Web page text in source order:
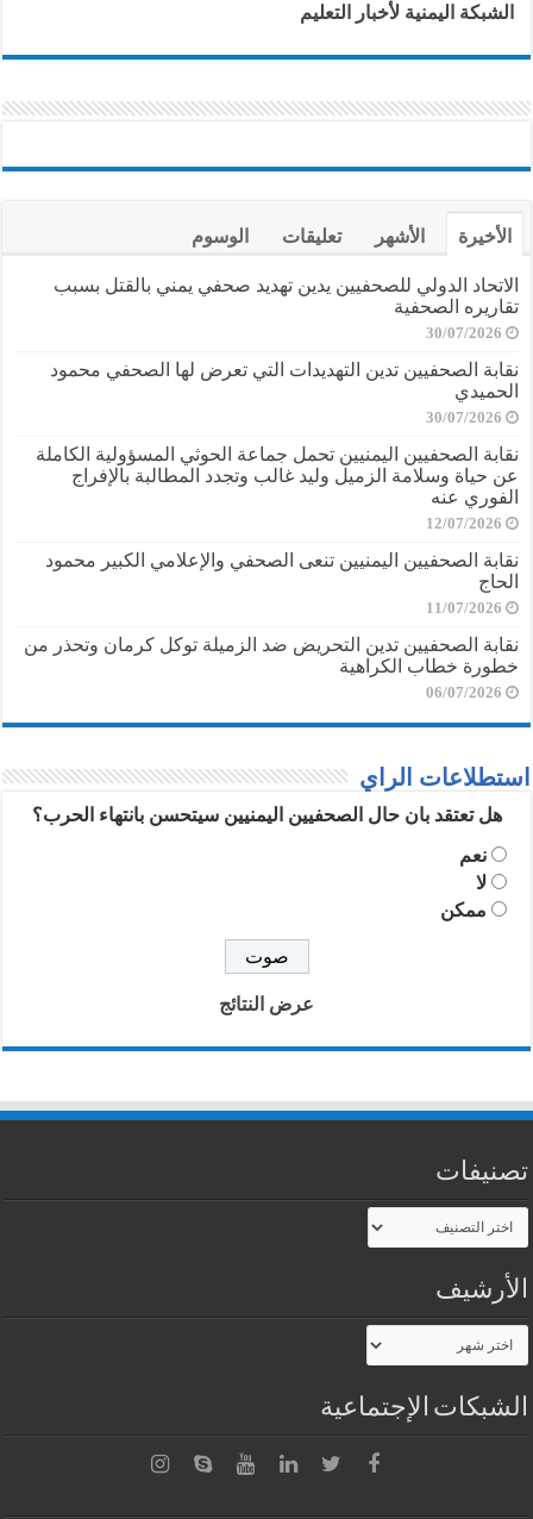
الشبكة اليمنية لأخبار التعليم
الأخيرة الأشهر تعليقات الوسوم
الاتحاد الدولي للصحفيين يدين تهديد صحفي يمني بالقتل بسبب
تقاريره الصحفية
30/07/2026
نقابة الصحفيين تدين التهديدات التي تعرض لها الصحفي محمود
الحميدي
30/07/2026
نقابة الصحفيين اليمنيين تحمل جماعة الحوثي المسؤولية الكاملة
عن حياة وسلامة الزميل وليد غالب وتجدد المطالبة بالإفراج
الفوري عنه
12/07/2026
نقابة الصحفيين اليمنيين تنعى الصحفي والإعلامي الكبير محمود
الحاج
11/07/2026
نقابة الصحفيين تدين التحريض ضد الزميلة توكل كرمان وتحذر من
خطورة خطاب الكراهية
06/07/2026
استطلاعات الراي
هل تعتقد بان حال الصحفيين اليمنيين سيتحسن بانتهاء الحرب؟
نعم
لا
ممكن
عرض النتائج
تصنيفات
تصنيفات
الأرشيف
الأرشيف
الشبكات الإجتماعية